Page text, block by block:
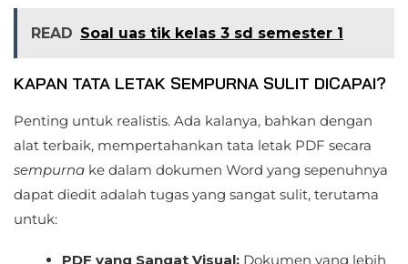
READ Soal uas tik kelas 3 sd semester 1
KAPAN TATA LETAK SEMPURNA SULIT DICAPAI?
Penting untuk realistis. Ada kalanya, bahkan dengan
alat terbaik, mempertahankan tata letak PDF secara
sempurna ke dalam dokumen Word yang sepenuhnya
dapat diedit adalah tugas yang sangat sulit, terutama
untuk:
PDF yang Sangat Visual: Dokumen yang lebih